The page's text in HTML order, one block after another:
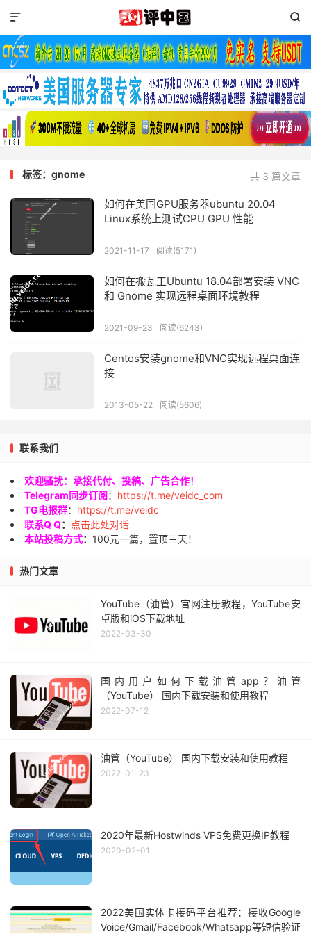


共 3 篇文章
标签：gnome
如何在美国GPU服务器ubuntu 20.04
Linux系统上测试CPU GPU 性能
2021-11-17 阅读(5171)
如何在搬瓦工Ubuntu 18.04部署安装 VNC
和 Gnome 实现远程桌面环境教程
2021-09-23 阅读(6243)
Centos安装gnome和VNC实现远程桌面连
接
2013-05-22 阅读(5606)
联系我们
欢迎骚扰：承接代付、投稿、广告合作！
Telegram同步订阅： https://t.me/veidc_com
TG电报群： https://t.me/veidc
联系Q Q：
点击此处对话
本站投稿方式： 100元一篇，置顶三天！
热门文章
YouTube（油管）官网注册教程，YouTube安
卓版和iOS下载地址
2022-03-30
国内用户如何下载油管app？油管
（YouTube） 国内下载安装和使用教程
2022-07-12
油管（YouTube） 国内下载安装和使用教程
2022-01-23
2020年最新Hostwinds VPS免费更换IP教程
2020-02-01
2022美国实体卡接码平台推荐：接收Google
Voice/Gmail/Facebook/Whatsapp等短信验证